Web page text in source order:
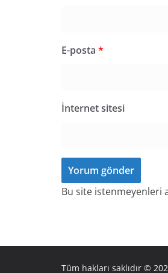
E-posta *
İnternet sitesi
Bu site istenmeyenleri
Tüm hakları saklıdır ©